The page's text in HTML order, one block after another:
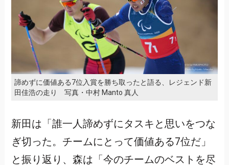
諦めずに価値ある7位入賞を勝ち取ったと語る、レジェンド新
田佳浩の走り 写真・中村 Manto 真人
新田は「誰一人諦めずにタスキと思いをつな
ぎ切った。チームにとって価値ある7位だ」
と振り返り、森は「今のチームのベストを尽